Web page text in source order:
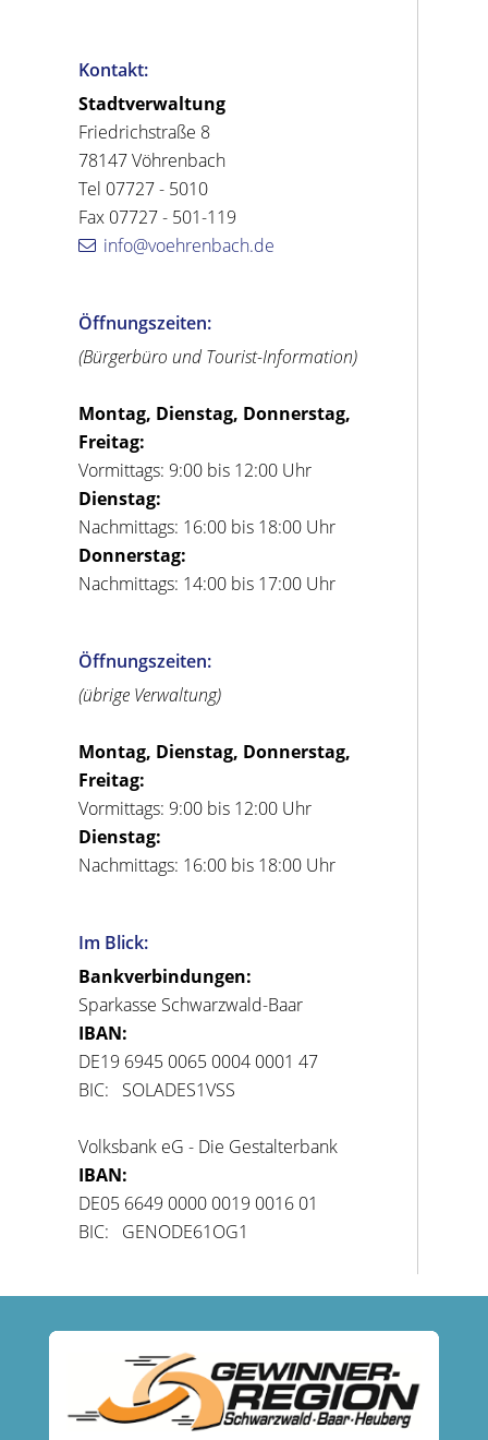
Kontakt:
Stadtverwaltung
Friedrichstraße 8
78147 Vöhrenbach
Tel 07727 - 5010
Fax 07727 - 501-119
info@voehrenbach.de
Öffnungszeiten:
(Bürgerbüro und Tourist-Information)
Montag, Dienstag, Donnerstag,
Freitag:
Vormittags: 9:00 bis 12:00 Uhr
Dienstag:
Nachmittags: 16:00 bis 18:00 Uhr
Donnerstag:
Nachmittags: 14:00 bis 17:00 Uhr
Öffnungszeiten:
(übrige Verwaltung)
Montag, Dienstag, Donnerstag,
Freitag:
Vormittags: 9:00 bis 12:00 Uhr
Dienstag:
Nachmittags: 16:00 bis 18:00 Uhr
Im Blick:
Bankverbindungen:
Sparkasse Schwarzwald-Baar
IBAN:
DE19 6945 0065 0004 0001 47
BIC: SOLADES1VSS
Volksbank eG - Die Gestalterbank
IBAN:
DE05 6649 0000 0019 0016 01
BIC: GENODE61OG1